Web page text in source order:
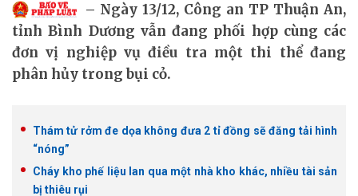
Ngày 13/12, Công an TP Thuận An,
tỉnh Bình Dương vẫn đang phối hợp cùng các
đơn vị nghiệp vụ điều tra một thi thể đang
phân hủy trong bụi cỏ.
Thám tử rởm đe dọa không đưa 2 tỉ đồng sẽ đăng tải hình
“nóng”
Cháy kho phế liệu lan qua một nhà kho khác, nhiều tài sản
bị thiêu rụi